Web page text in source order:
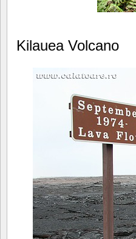
Kilauea Volcano